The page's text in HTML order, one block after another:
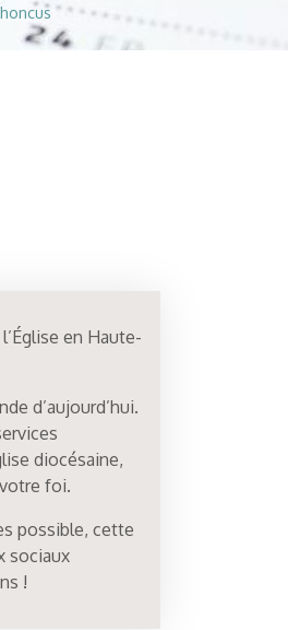
en Haute-
d’aujourd’hui.
diocésaine,
foi.
possible, cette
sociaux
!